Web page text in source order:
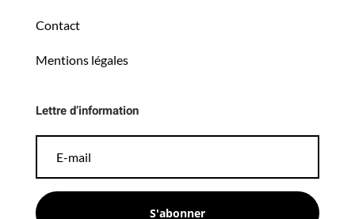
Contact
Mentions légales
Lettre d’information
S'abonner